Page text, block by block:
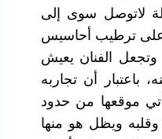
لاتوصل سوى إلى
على ترطيب أحاسيس
وتجعل الفنان يعيش
أن تجاربه
موقعها من حدود
وقلبه ويظل هو منها